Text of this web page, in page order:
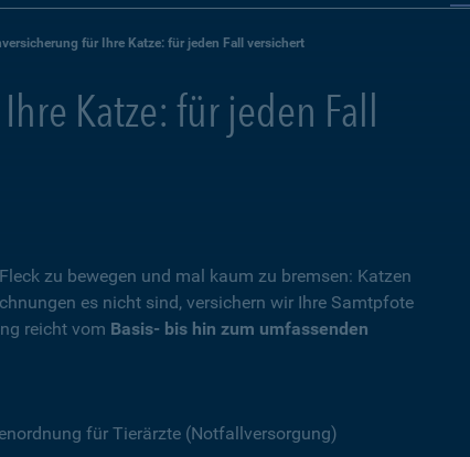
für Ihre Katze: für jeden Fall versichert
Katze: für jeden Fall
zu bewegen und mal kaum zu bremsen: Katzen
es nicht sind, versichern wir Ihre Samtpfote
reicht vom Basis- bis hin zum umfassenden
für Tierärzte (Notfallversorgung)